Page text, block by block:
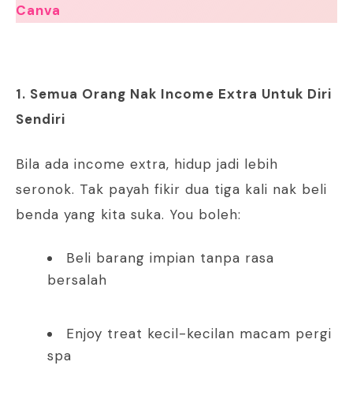
Canva
1. Semua Orang Nak Income Extra Untuk Diri
Sendiri
Bila ada income extra, hidup jadi lebih
seronok. Tak payah fikir dua tiga kali nak beli
benda yang kita suka. You boleh:
Beli barang impian tanpa rasa
bersalah
Enjoy treat kecil-kecilan macam pergi
spa